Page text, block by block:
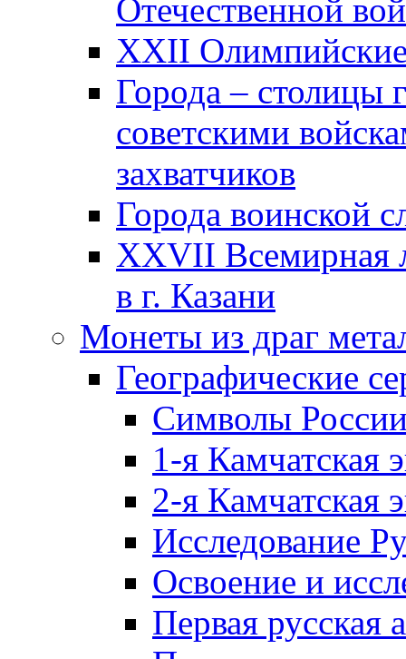
Отечественной
XXII
Города – столицы
советскими
захватчиков
Города воинской
XXVII Всемирная
в г. Казани
Монеты из драг
Географические
Символы
1-я Камчатская
2-я Камчатская
Исследование
Освоение и
Первая русская